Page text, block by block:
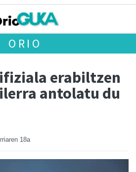
ORIO
erabiltzen
antolatu du
18a